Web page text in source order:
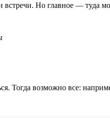
встречи. Но главное — туда
Тогда возможно все: